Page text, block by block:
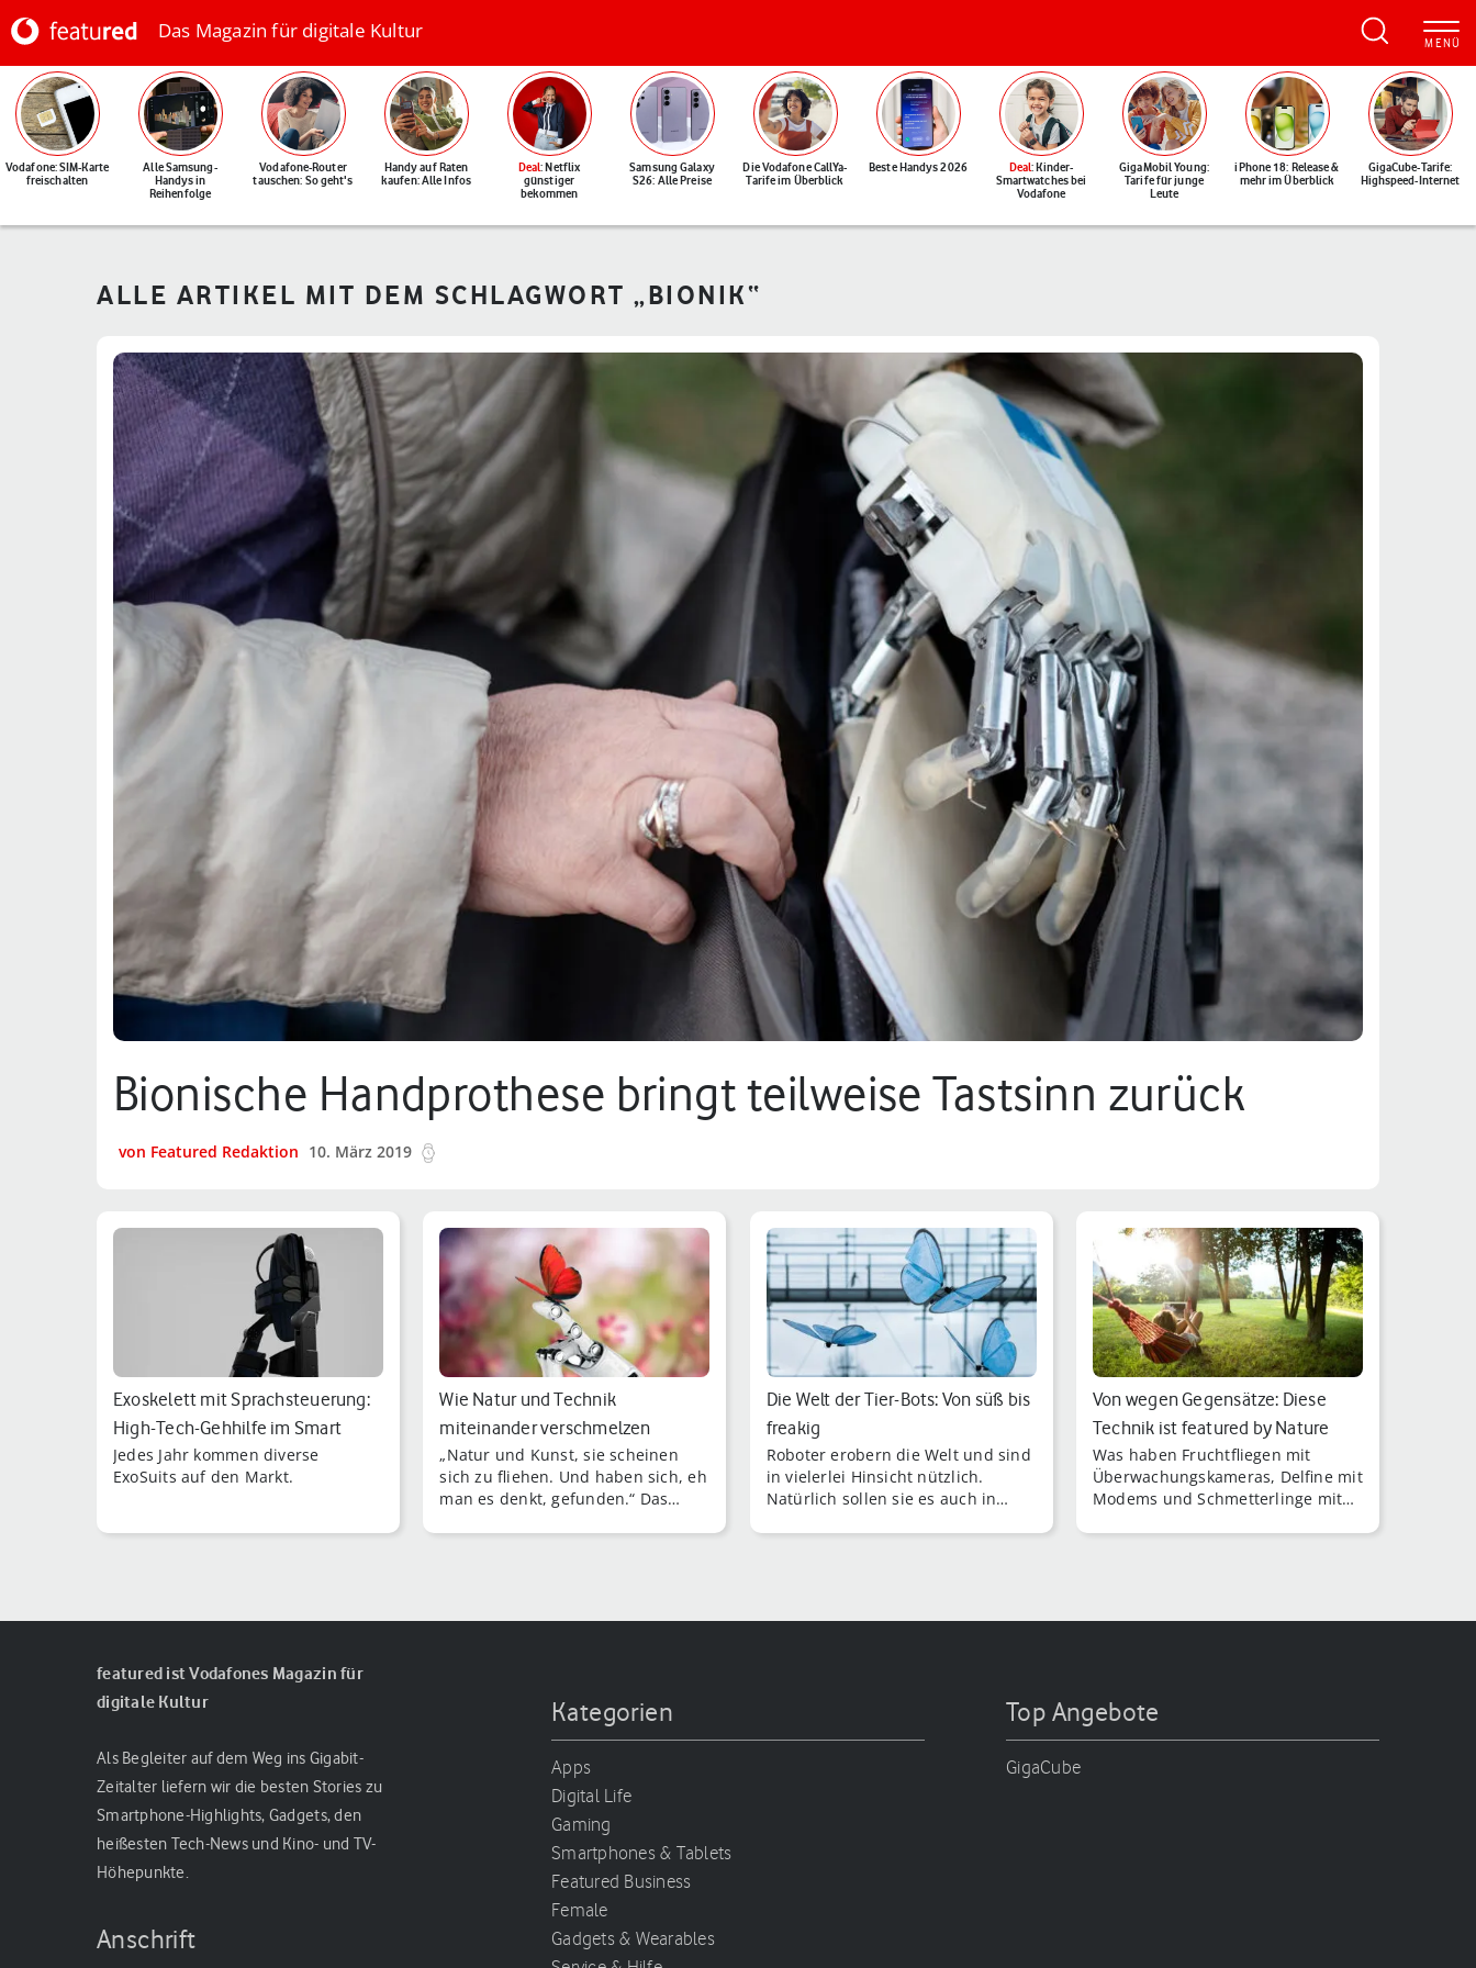
Das Magazin für digitale Kultur
Vodafone: SIM-Karte
freischalten
Alle Samsung-
Handys in
Reihenfolge
Vodafone-Router
tauschen: So geht's
Handy auf Raten
kaufen: Alle Infos
Deal: Netflix
günstiger
bekommen
Samsung Galaxy
S26: Alle Preise
Die Vodafone CallYa-
Tarife im Überblick
Beste Handys 2026 Deal: Kinder-
Smartwatches bei
Vodafone
GigaMobil Young:
Tarife für junge
Leute
iPhone 18: Release &
mehr im Überblick
GigaCube-Tarife:
Highspeed-Internet
ALLE ARTIKEL MIT DEM SCHLAGWORT „BIONIK“
Bionische Handprothese bringt teilweise Tastsinn zurück
von Featured Redaktion 10. März 2019
Exoskelett mit Sprachsteuerung:
High-Tech-Gehhilfe im Smart
Home
Jedes Jahr kommen diverse
ExoSuits auf den Markt.
Wie Natur und Technik
miteinander verschmelzen
„Natur und Kunst, sie scheinen
sich zu fliehen. Und haben sich, eh
man es denkt, gefunden.“ Das
Die Welt der Tier-Bots: Von süß bis
freakig
Roboter erobern die Welt und sind
in vielerlei Hinsicht nützlich.
Natürlich sollen sie es auch in
Von wegen Gegensätze: Diese
Technik ist featured by Nature
Was haben Fruchtfliegen mit
Überwachungskameras, Delfine mit
Modems und Schmetterlinge mit
featured ist Vodafones Magazin für
digitale Kultur
Als Begleiter auf dem Weg ins Gigabit-
Zeitalter liefern wir die besten Stories zu
Smartphone-Highlights, Gadgets, den
heißesten Tech-News und Kino- und TV-
Höhepunkte.
Anschrift
Kategorien
Apps
Digital Life
Gaming
Smartphones & Tablets
Featured Business
Female
Gadgets & Wearables
Top Angebote
GigaCube